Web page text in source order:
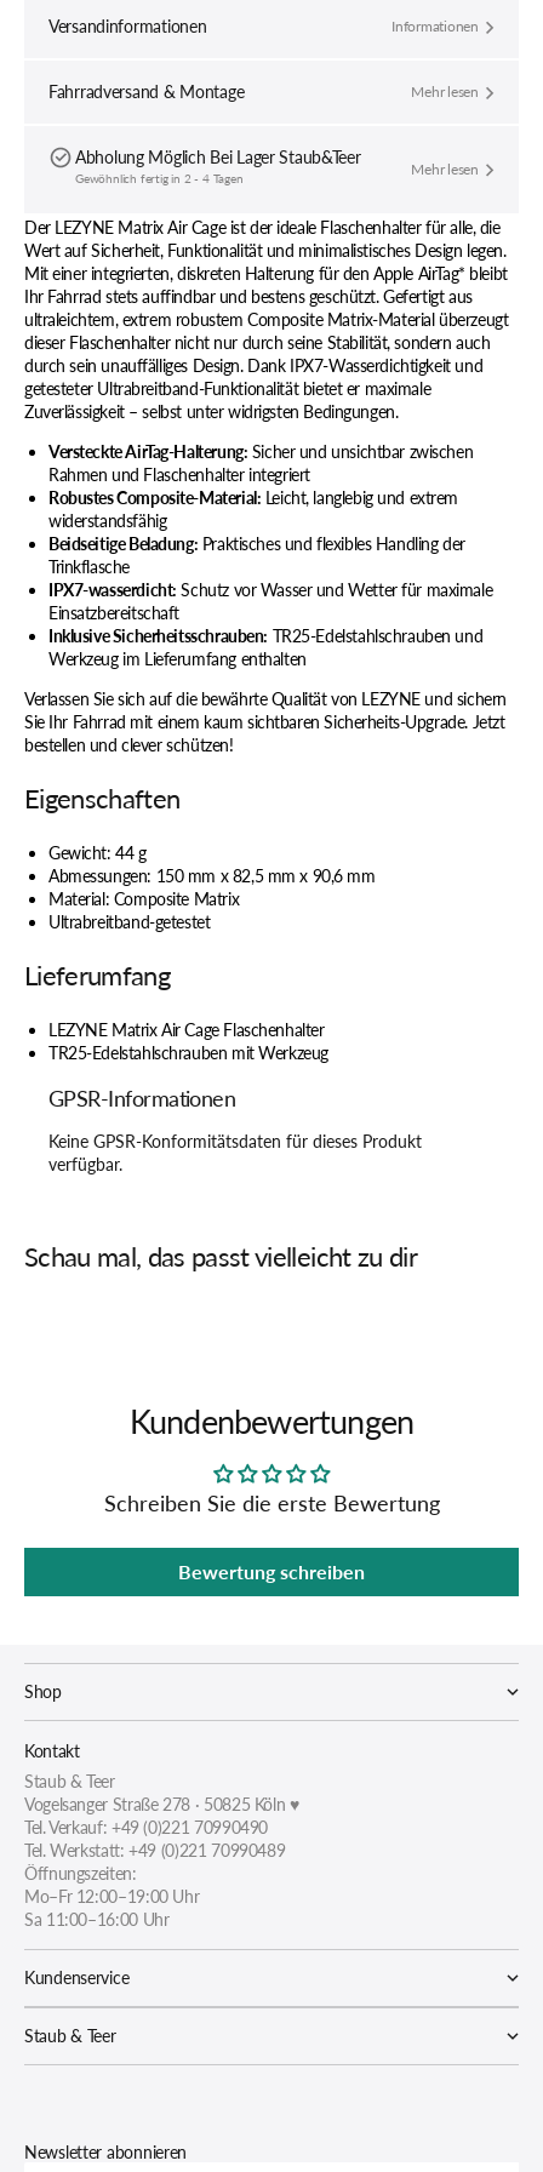
verringern
Versandinformationen Informationen
Fahrradversand & Montage Mehr lesen
Abholung Möglich Bei Lager Staub&Teer
Gewöhnlich fertig in 2 - 4 Tagen Mehr lesen
Der LEZYNE Matrix Air Cage ist der ideale Flaschenhalter für alle, die
Wert auf Sicherheit, Funktionalität und minimalistisches Design legen.
Mit einer integrierten, diskreten Halterung für den Apple AirTag* bleibt
Ihr Fahrrad stets auffindbar und bestens geschützt. Gefertigt aus
ultraleichtem, extrem robustem Composite Matrix-Material überzeugt
dieser Flaschenhalter nicht nur durch seine Stabilität, sondern auch
durch sein unauffälliges Design. Dank IPX7-Wasserdichtigkeit und
getesteter Ultrabreitband-Funktionalität bietet er maximale
Zuverlässigkeit – selbst unter widrigsten Bedingungen.
Versteckte AirTag-Halterung: Sicher und unsichtbar zwischen
Rahmen und Flaschenhalter integriert
Robustes Composite-Material: Leicht, langlebig und extrem
widerstandsfähig
Beidseitige Beladung: Praktisches und flexibles Handling der
Trinkflasche
IPX7-wasserdicht: Schutz vor Wasser und Wetter für maximale
Einsatzbereitschaft
Inklusive Sicherheitsschrauben: TR25-Edelstahlschrauben und
Werkzeug im Lieferumfang enthalten
Verlassen Sie sich auf die bewährte Qualität von LEZYNE und sichern
Sie Ihr Fahrrad mit einem kaum sichtbaren Sicherheits-Upgrade. Jetzt
bestellen und clever schützen!
Eigenschaften
Gewicht: 44 g
Abmessungen: 150 mm x 82,5 mm x 90,6 mm
Material: Composite Matrix
Ultrabreitband-getestet
Lieferumfang
LEZYNE Matrix Air Cage Flaschenhalter
TR25-Edelstahlschrauben mit Werkzeug
GPSR-Informationen
Keine GPSR-Konformitätsdaten für dieses Produkt
verfügbar.
Schau mal, das passt vielleicht zu dir
Kundenbewertungen
Schreiben Sie die erste Bewertung
Bewertung schreiben
Shop
Kontakt
Staub & Teer
Vogelsanger Straße 278 · 50825 Köln ♥
Tel. Verkauf: +49 (0)221 70990490
Tel. Werkstatt: +49 (0)221 70990489
Öffnungszeiten:
Mo–Fr 12:00–19:00 Uhr
Sa 11:00–16:00 Uhr
Kundenservice
Staub & Teer
Newsletter abonnieren